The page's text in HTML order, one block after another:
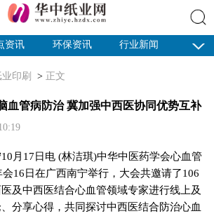
搜索
资讯 环保资讯
行业新闻
印刷 > 正文
血管病防治 冀加强中西医协同优势互补
月17日电 (林洁琪)中华中医药学会心血管
16日在广西南宁举行，大会共邀请了106
及中西医结合心血管领域专家进行线上及
分享心得，共同探讨中西医结合防治心血